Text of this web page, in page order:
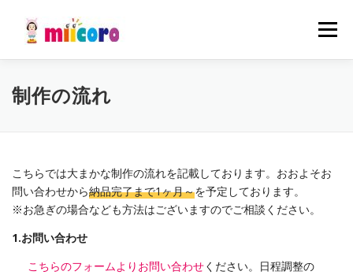
ン
メニュ
事業内容 制作実績
制作の流れ
こちらでは大まかな制作の流れを記載しております。おおよそお
問い合わせから納品完了まで1ヶ月～を予定しております。
※お急ぎの場合なども方法はございますのでご相談ください。
1.お問い合わせ
こちらのフォームよりお問い合わせください。日程調整の